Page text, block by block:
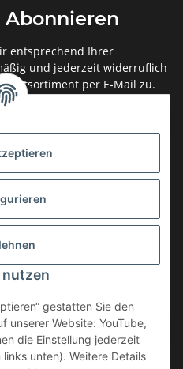
nutzen
gestatten Sie den
unserer Website: YouTube,
die Einstellung jederzeit
unten). Weitere Details
entsprechend Ihrer
und jederzeit widerruflich
per E-Mail zu.
Versand